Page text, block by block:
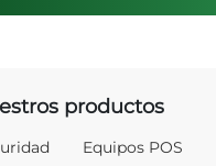
productos
Equipos POS